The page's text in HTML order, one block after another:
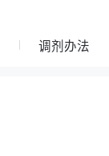
调剂办法